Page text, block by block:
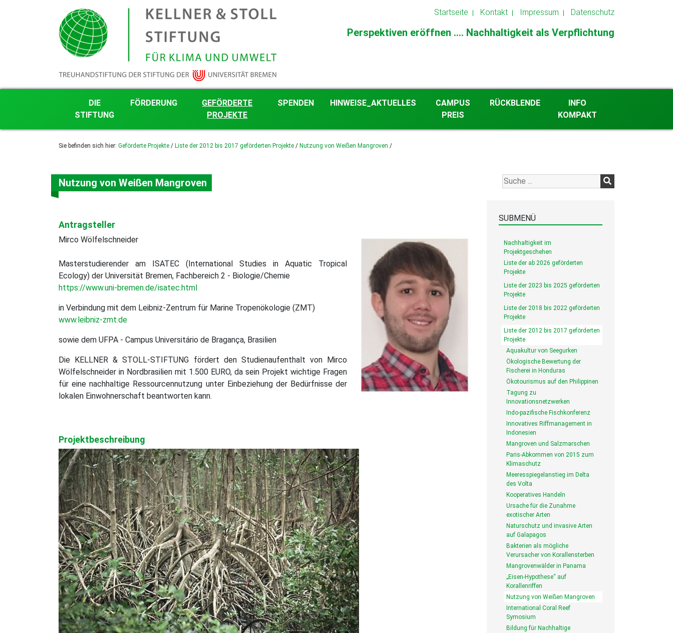
Startseite Kontakt Impressum Datenschutz
Perspektiven eröffnen .... Nachhaltigkeit als Verpflichtung
DIE
STIFTUNG
Grundsätze der Stiftungsarbeit
Das Kuratorium
Die Stifter
FÖRDERUNG
Förderkriterien
Härle-Förderung
GEFÖRDERTE
PROJEKTE
Nachhaltigkeit im
Projektgeschehen
Liste der 2023 bis 2025
geförderten Projekte
SPENDEN HINWEISE_AKTUELLES
CAMPUS
PREIS
RÜCKBLENDE
INFO
KOMPAKT
Sie befinden sich hier: Geförderte Projekte / Liste der 2012 bis 2017 geförderten Projekte / Nutzung von Weißen Mangroven /
Nutzung von Weißen Mangroven
Antragsteller
Mirco Wölfelschneider
Masterstudierender am ISATEC (International Studies in Aquatic Tropical
Ecology) der Universität Bremen, Fachbereich 2 - Biologie/Chemie
https://www.uni-bremen.de/isatec.html
in Verbindung mit dem Leibniz-Zentrum für Marine Tropenökologie (ZMT)
www.leibniz-zmt.de
sowie dem UFPA - Campus Universitário de Bragança, Brasilien
Die KELLNER & STOLL-STIFTUNG fördert den Studienaufenthalt von Mirco
Wölfelschneider in Nordbrasilien mit 1.500 EURO, da sein Projekt wichtige Fragen
für eine nachhaltige Ressourcennutzung unter Einbeziehung der Bedürfnisse der
lokalen Einwohnerschaft beantworten kann.
Projektbeschreibung
SUBMENÜ
Nachhaltigkeit im
Projektgeschehen
Liste der ab 2026 geförderten
Projekte
Liste der 2023 bis 2025 geförderten
Projekte
Liste der 2018 bis 2022 geförderten
Projekte
Liste der 2012 bis 2017 geförderten
Projekte
Aquakultur von Seegurken
Ökologische Bewertung der
Fischerei in Honduras
Ökotourismus auf den Philippinen
Tagung zu
Innovationsnetzwerken
Indo-pazifische Fischkonferenz
Innovatives Riffmanagement in
Indonesien
Mangroven und Salzmarschen
Paris-Abkommen von 2015 zum
Klimaschutz
Meeresspiegelanstieg im Delta
des Volta
Kooperatives Handeln
Ursache für die Zunahme
exotischer Arten
Naturschutz und invasive Arten
auf Galapagos
Bakterien als mögliche
Verursacher von Korallensterben
Mangrovenwälder in Panama
„Eisen-Hypothese“ auf
Korallenriffen
Nutzung von Weißen Mangroven
International Coral Reef
Symosium
Bildung für Nachhaltige